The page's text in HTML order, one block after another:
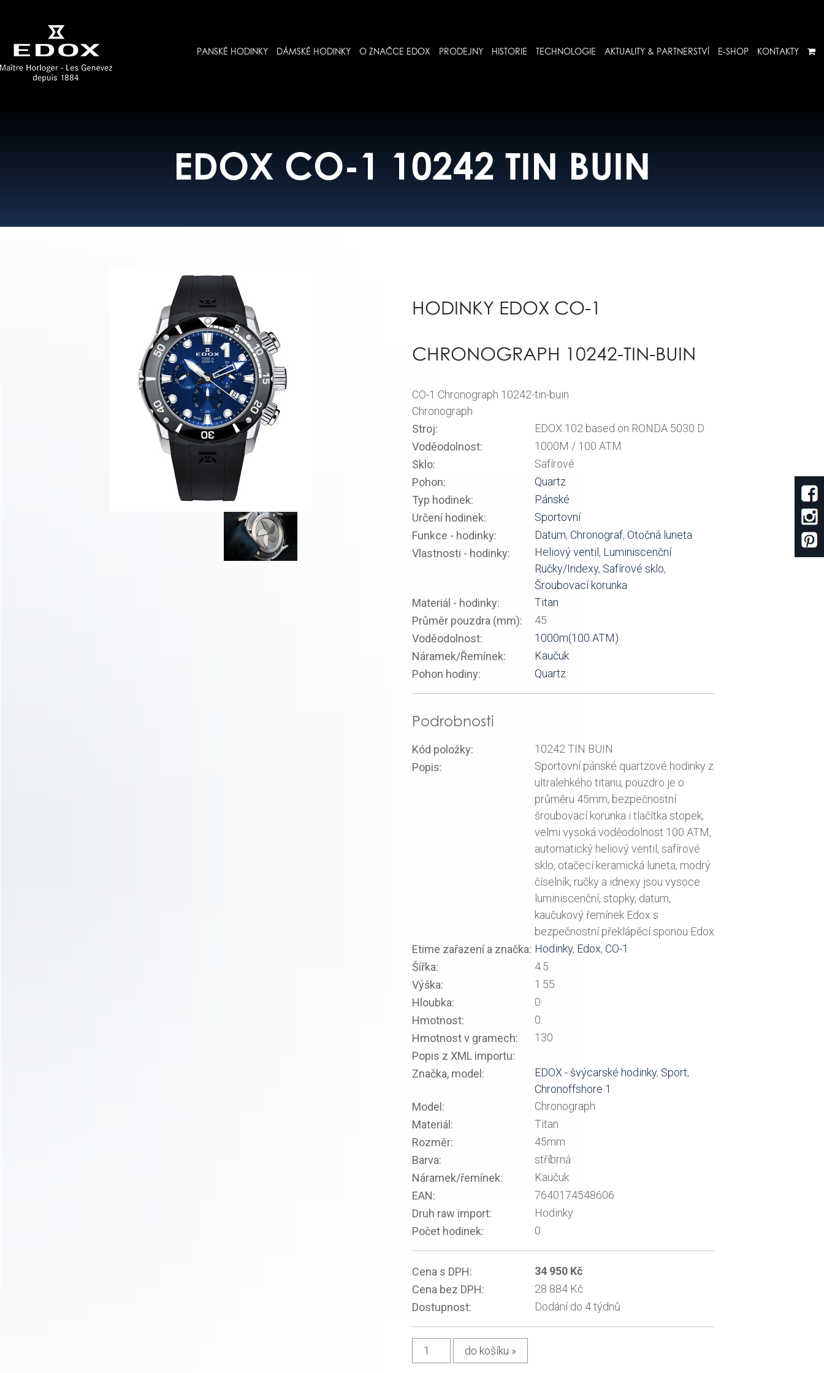
PANSKÉ HODINKY DÁMSKÉ HODINKY O ZNAČCE EDOX PRODEJNY HISTORIE TECHNOLOGIE AKTUALITY & PARTNERSTVÍ E-SHOP KONTAKTY
EDOX CO-1 10242 TIN BUIN
HODINKY EDOX CO-1
CHRONOGRAPH 10242-TIN-BUIN
CO-1 Chronograph 10242-tin-buin
Chronograph
Stroj:
EDOX 102 based on RONDA 5030 D
Voděodolnost:
1000M / 100 ATM
Sklo:
Safírové
Pohon:
Quartz
Typ hodinek:
Pánské
Určení hodinek:
Sportovní
Funkce - hodinky:
Datum, Chronograf, Otočná luneta
Vlastnosti - hodinky:
Heliový ventil , Luminiscenční
Ručky/Indexy, Safírové sklo,
Šroubovací korunka
Materiál - hodinky:
Titan
Průměr pouzdra (mm):
45
Voděodolnost:
1000m(100 ATM)
Náramek/Řemínek:
Kaučuk
Pohon hodiny:
Quartz
Podrobnosti
Kód položky:
10242 TIN BUIN
Popis:
Sportovní pánské quartzové hodinky z
ultralehkého titanu, pouzdro je o
průměru 45mm, bezpečnostní
šroubovací korunka i tlačítka stopek,
velmi vysoká voděodolnost 100 ATM,
automatický heliový ventil, safírové
sklo, otačecí keramická luneta, modrý
číselník, ručky a idnexy jsou vysoce
luminiscenční, stopky, datum,
kaučukový řemínek Edox s
bezpečnostní překlápěcí sponou Edox
Etime zařazení a značka: Hodinky, Edox, CO-1
Šířka:
4.5
Výška:
1.55
Hloubka:
0
Hmotnost:
0
Hmotnost v gramech:
130
Popis z XML importu:
Značka, model:
EDOX - švýcarské hodinky, Sport,
Chronoffshore 1
Model:
Chronograph
Materiál:
Titan
Rozměr:
45mm
Barva:
stříbrná
Náramek/řemínek:
Kaučuk
EAN:
7640174548606
Druh raw import:
Hodinky
Počet hodinek:
0
Cena s DPH:
34 950 Kč
Cena bez DPH:
28 884 Kč
Dostupnost:
Dodání do 4 týdnů